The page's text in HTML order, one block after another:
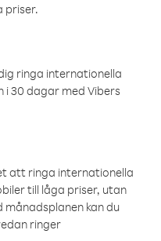
priser.
ringa internationella
30 dagar med Vibers
att ringa internationella
till låga priser, utan
kan du
ringer